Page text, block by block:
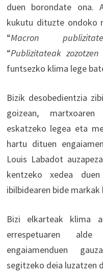
duen borondate ona.
kukutu dituzte ondoko
“Macron
“Publizitateak
funtsezko klima lege
Bizik desobedientzia
goizean,
eskatzeko legea eta
hartu dituen
Louis Labadot
kentzeko xedea
ibilbidearen bide
Bizi elkarteak klima
errespetuaren
engaiamenduen
segitzeko deia luzatzen